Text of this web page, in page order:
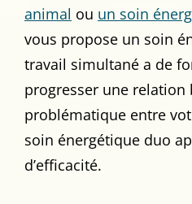
animal ou un soin
vous propose un soin
travail simultané a de
progresser une relation
problématique entre
soin énergétique duo
d’efficacité.